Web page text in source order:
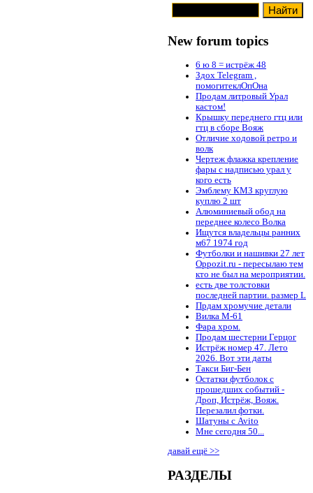
New forum topics
6 ю 8 = истрёж 48
Здох Telegram ,
помогитеклОпОна
Продам литровый Урал
кастом!
Крышку переднего гтц или
гтц в сборе Вояж
Отличие ходовой ретро и
волк
Чертеж флажка крепление
фары с надписью урал у
кого есть
Эмблему КМЗ круглую
куплю 2 шт
Алюминиевый обод на
переднее колесо Волка
Ищутся владельцы ранних
м67 1974 год
Футболки и нашивки 27 лет
Oppozit.ru - пересылаю тем
кто не был на мероприятии.
есть две толстовки
последней партии. размер L
Прдам хромучие детали
Вилка М-61
Фара хром.
Продам шестерни Герцог
Истрёж номер 47. Лето
2026. Вот эти даты
Такси Биг-Бен
Остатки футболок с
прошедших событий -
Дроп, Истрёж, Вояж.
Перезалил фотки.
Шатуны с Avito
Мне сегодня 50...
давай ещё >>
РАЗДЕЛЫ